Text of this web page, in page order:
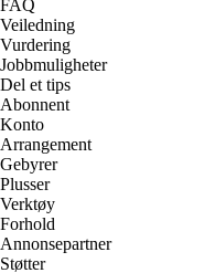
FAQ
Veiledning
Vurdering
Jobbmuligheter
Del et tips
Abonnent
Konto
Arrangement
Gebyrer
Plusser
Verktøy
Forhold
Annonsepartner
Støtter